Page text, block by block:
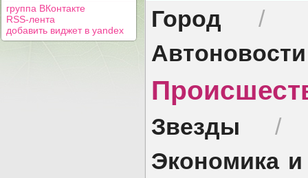
группа ВКонтакте
RSS-лента
добавить виджет в yandex
Город /
Автоновости
Звезды
Экономика